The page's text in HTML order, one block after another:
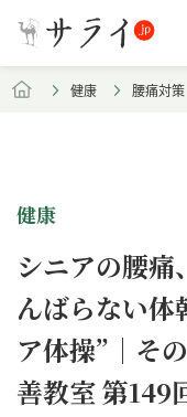
健康 腰痛対策
健康
シニアの腰
んばらない体
ア体操”｜そ
善教室 第149